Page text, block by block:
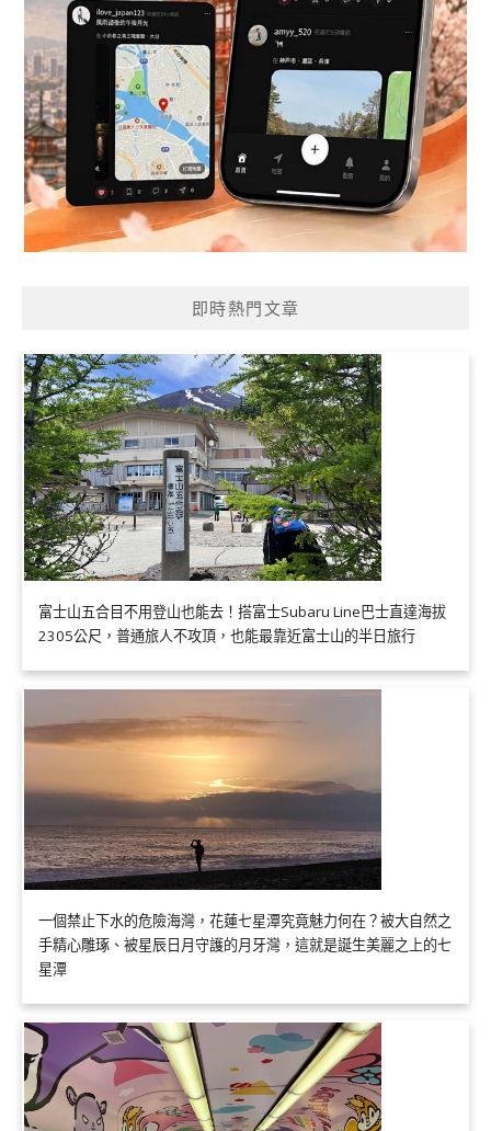
即時熱門文章
富士山五合目不用登山也能去！搭富士Subaru Line巴士直達海拔
2305公尺，普通旅人不攻頂，也能最靠近富士山的半日旅行
一個禁止下水的危險海灣，花蓮七星潭究竟魅力何在？被大自然之
手精心雕琢、被星辰日月守護的月牙灣，這就是誕生美麗之上的七
星潭